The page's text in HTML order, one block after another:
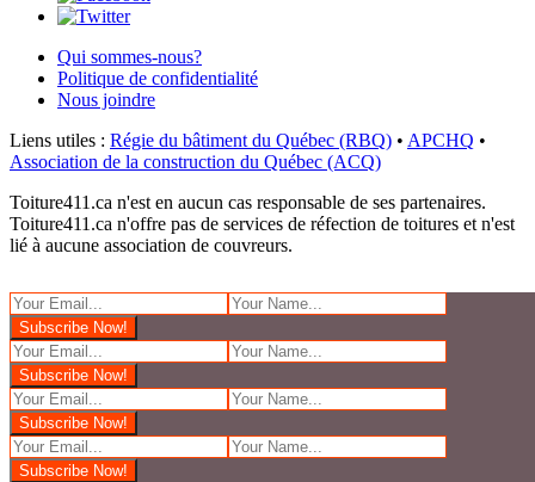
Qui sommes-nous?
Politique de confidentialité
Nous joindre
Liens utiles : Régie du bâtiment du Québec (RBQ) • APCHQ •
Association de la construction du Québec (ACQ)
Toiture411.ca n'est en aucun cas responsable de ses partenaires.
Toiture411.ca n'offre pas de services de réfection de toitures et n'est
lié à aucune association de couvreurs.